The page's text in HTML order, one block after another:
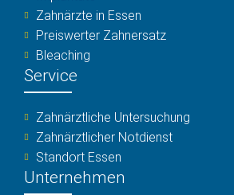
Zahnärzte in Essen
Preiswerter Zahnersatz
Bleaching
Service
Zahnärztliche Untersuchung
Zahnärztlicher Notdienst
Standort Essen
Unternehmen